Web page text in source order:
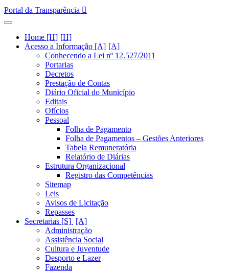
Portal da Transparência
Home [H]
Acesso a Informação [A]
Conhecendo a Lei nº 12.527/2011
Portarias
Decretos
Prestação de Contas
Diário Oficial do Município
Editais
Ofícios
Pessoal
Folha de Pagamento
Folha de Pagamentos – Gestões Anteriores
Tabela Remuneratória
Relatório de Diárias
Estrutura Organizacional
Registro das Competências
Sitemap
Leis
Avisos de Licitação
Repasses
Secretarias [S]
Administração
Assistência Social
Cultura e Juventude
Desporto e Lazer
Fazenda